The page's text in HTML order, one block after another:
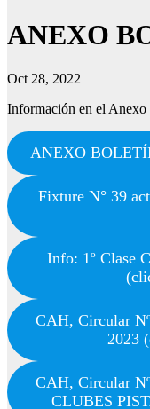
ANEXO
Oct 28, 2022
Información en el
ANEXO
Fixture N° 39
Info: 1º Clase
CAH, Circular
2023
CAH, Circular
CLUBES